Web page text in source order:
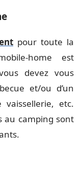
pour toute la
home est
devez vous
et/ou d’un
vaissellerie, etc.
au camping sont